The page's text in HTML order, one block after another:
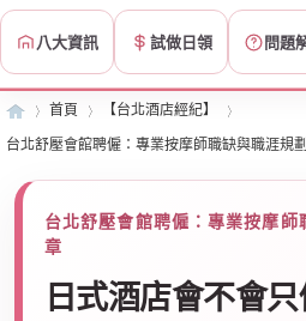
八大資訊 試做日領 問題
首頁
›
【台北酒店經紀】
›
台北舒壓會館聘僱：專業按摩師職缺與職涯規劃
台北舒壓會館聘僱：專業按摩師
章
日式酒店會不會